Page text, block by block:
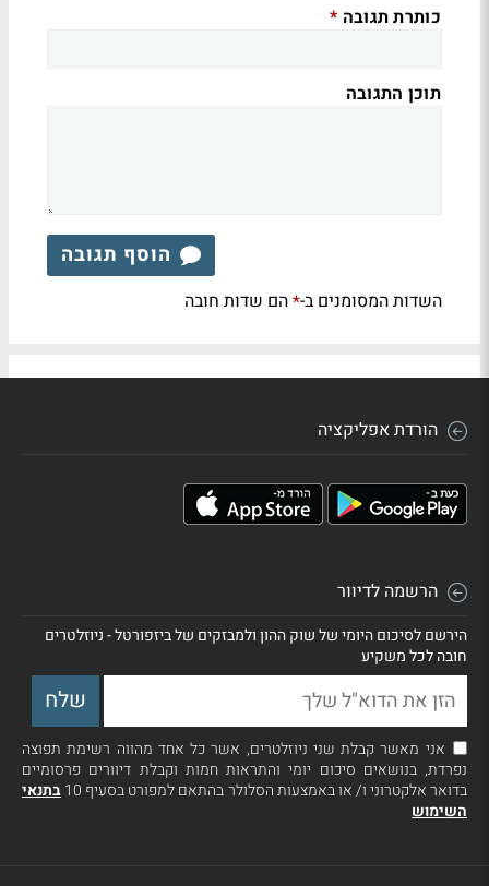
כותרת תגובה *
תוכן התגובה
הוסף תגובה
השדות המסומנים ב-*הם שדות חובה
הורדת אפליקציה
הרשמה לדיוור
הירשם לסיכום היומי של שוק ההון ולמבזקים של ביזפורטל - ניוזלטרים
חובה לכל משקיע
אני מאשר קבלת שני ניוזלטרים, אשר כל אחד מהווה רשימת תפוצה
נפרדת, בנושאים סיכום יומי והתראות חמות וקבלת דיוורים פרסומיים
בדואר אלקטרוני ו/ או באמצעות הסלולר בהתאם למפורט בסעיף 10
בתנאי
השימוש